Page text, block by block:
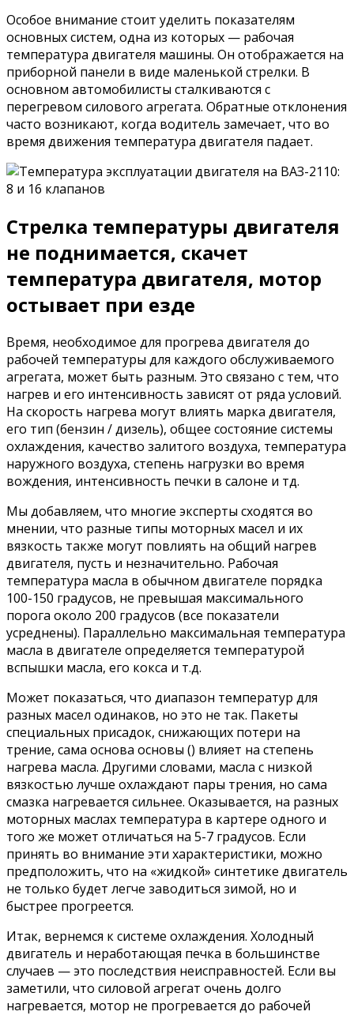
Особое внимание стоит уделить показателям
основных систем, одна из которых — рабочая
температура двигателя машины. Он отображается на
приборной панели в виде маленькой стрелки. В
основном автомобилисты сталкиваются с
перегревом силового агрегата. Обратные отклонения
часто возникают, когда водитель замечает, что во
время движения температура двигателя падает.
Стрелка температуры двигателя
не поднимается, скачет
температура двигателя, мотор
остывает при езде
Время, необходимое для прогрева двигателя до
рабочей температуры для каждого обслуживаемого
агрегата, может быть разным. Это связано с тем, что
нагрев и его интенсивность зависят от ряда условий.
На скорость нагрева могут влиять марка двигателя,
его тип (бензин / дизель), общее состояние системы
охлаждения, качество залитого воздуха, температура
наружного воздуха, степень нагрузки во время
вождения, интенсивность печки в салоне и тд.
Мы добавляем, что многие эксперты сходятся во
мнении, что разные типы моторных масел и их
вязкость также могут повлиять на общий нагрев
двигателя, пусть и незначительно. Рабочая
температура масла в обычном двигателе порядка
100-150 градусов, не превышая максимального
порога около 200 градусов (все показатели
усреднены). Параллельно максимальная температура
масла в двигателе определяется температурой
вспышки масла, его кокса и т.д.
Может показаться, что диапазон температур для
разных масел одинаков, но это не так. Пакеты
специальных присадок, снижающих потери на
трение, сама основа основы () влияет на степень
нагрева масла. Другими словами, масла с низкой
вязкостью лучше охлаждают пары трения, но сама
смазка нагревается сильнее. Оказывается, на разных
моторных маслах температура в картере одного и
того же может отличаться на 5-7 градусов. Если
принять во внимание эти характеристики, можно
предположить, что на «жидкой» синтетике двигатель
не только будет легче заводиться зимой, но и
быстрее прогреется.
Итак, вернемся к системе охлаждения. Холодный
двигатель и неработающая печка в большинстве
случаев — это последствия неисправностей. Если вы
заметили, что силовой агрегат очень долго
нагревается, мотор не прогревается до рабочей